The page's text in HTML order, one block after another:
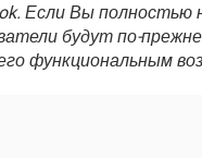
Если Вы полностью
будут по-
функциональным